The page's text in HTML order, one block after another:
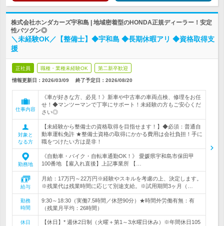
株式会社ホンダカーズ宇和島 | 地域密着型のHONDA正規ディーラー！安定
性バツグン◎
＼未経験OK／【整備士】◆宇和島 ◆長期休暇アリ ◆資格取得支
援
正社員 職種・業種未経験OK 第二新卒歓迎
情報更新日：2026/03/09 終了予定日： 2026/08/20
仕事内容
《車が好きな方、必見！》新車や中古車の車両点検、修理をお任
せ！◆マンツーマンで丁寧にサポート！未経験の方もご安心くだ
さい◎
対象と
なる方
【未経験から整備士の資格取得を目指せます！】◆必須：普通自
動車運転免許 ★整備士資格の取得にかかる費用は会社負担！手に
職をつけたい方は是非！
勤務地
《自動車・バイク・自転車通勤OK！》 愛媛県宇和島市保田甲
100番地 【雇入れ直後】上記事業所 【…
給与
月給：17万円～22万円※経験やスキルを考慮の上、決定します。
※残業代は残業時間に応じて別途支給。※試用期間3ヶ月（…
勤務
時間
9:30～18:30（実働7.5時間／休憩90分）★時間外労働有無：有
（残業月平均：26時間）
休日
【休日】* 週休2日制（火曜＋第1～3水曜日休み）※年間休日105